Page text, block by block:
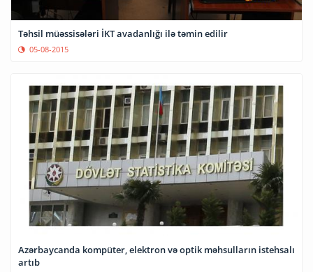
Təhsil müəssisələri İKT avadanlığı ilə təmin edilir
05-08-2015
Azərbaycanda kompüter, elektron və optik məhsulların istehsalı
artıb